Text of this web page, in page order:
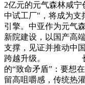
2亿元的元气森林咸
中试工厂"，将成为支
引擎。中亚作为元气
新院建设，以国产高
支撑，见证并推动中
跨越升级。 长久
的“致命矛盾”：要想
留高咀嚼感，传统热